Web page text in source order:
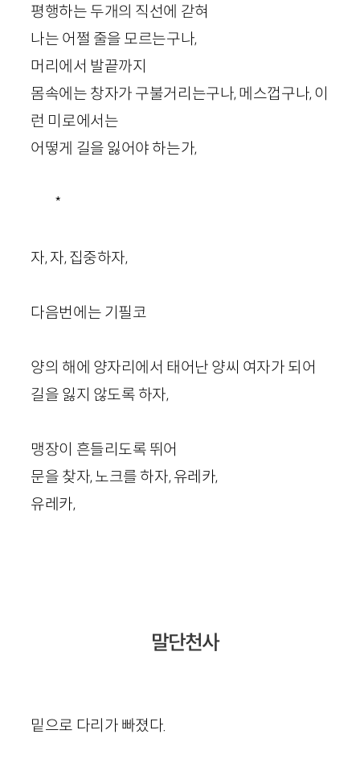
평행하는 두개의 직선에 갇혀
나는 어쩔 줄을 모르는구나,
머리에서 발끝까지
몸속에는 창자가 구불거리는구나, 메스껍구나, 이
런 미로에서는
어떻게 길을 잃어야 하는가,
*
자, 자, 집중하자,
다음번에는 기필코
양의 해에 양자리에서 태어난 양씨 여자가 되어
길을 잃지 않도록 하자,
맹장이 흔들리도록 뛰어
문을 찾자, 노크를 하자, 유레카,
유레카,
말단천사
밑으로 다리가 빠졌다.